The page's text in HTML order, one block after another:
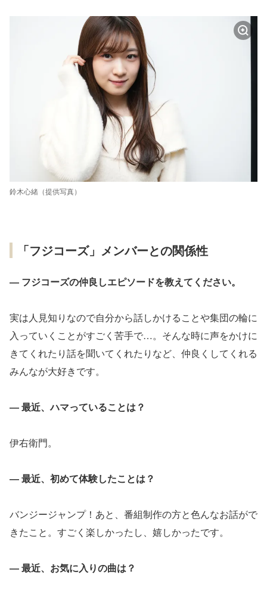
鈴木心緒（提供写真）
「フジコーズ」メンバーとの関係性
― フジコーズの仲良しエピソードを教えてください。
実は人見知りなので自分から話しかけることや集団の輪に
入っていくことがすごく苦手で…。そんな時に声をかけに
きてくれたり話を聞いてくれたりなど、仲良くしてくれる
みんなが大好きです。
― 最近、ハマっていることは？
伊右衛門。
― 最近、初めて体験したことは？
バンジージャンプ！あと、番組制作の方と色んなお話がで
きたこと。すごく楽しかったし、嬉しかったです。
― 最近、お気に入りの曲は？